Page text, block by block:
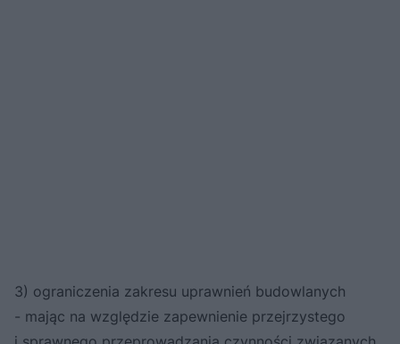
3) ograniczenia zakresu uprawnień budowlanych
- mając na względzie zapewnienie przejrzystego